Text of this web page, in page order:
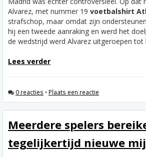
Alvarez, met nummer 19 voetbalshirt
strafschop, maar omdat zijn
hij een tweede aanraking en werd het
de wedstrijd werd Alvarez uitgeroepen tot
Lees verder
0 reacties • Plaats een reactie
Meerdere spelers
tegelijkertijd nieuwe